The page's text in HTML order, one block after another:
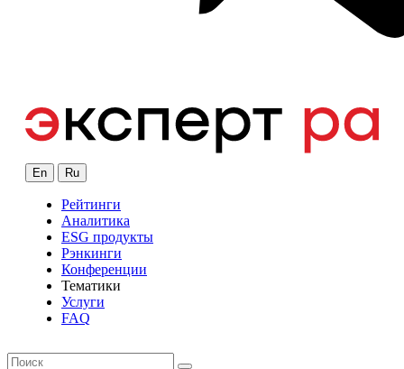
En Ru
Рейтинги
Аналитика
ESG продукты
Рэнкинги
Конференции
Тематики
Услуги
FAQ